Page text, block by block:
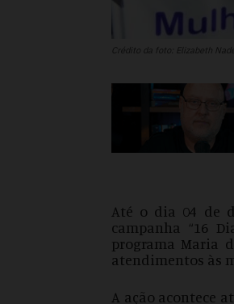
Crédito da foto: Elizabeth
Até o dia 04 de
campanha “16
programa Maria
atendimentos às
A ação acontece